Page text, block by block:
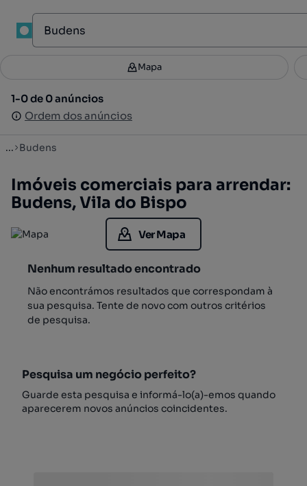
Filtros 3
1-0 de 0 anúncios
Ordem dos anúncios
Mapa
1-0 de 0 anúncios
Ordem dos anúncios
... Budens
Imóveis comerciais para arrendar:
Budens, Vila do Bispo
Ver Mapa
Nenhum resultado encontrado
Não encontrámos resultados que correspondam à
sua pesquisa. Tente de novo com outros critérios
de pesquisa.
Pesquisa um negócio perfeito?
Guarde esta pesquisa e informá-lo(a)-emos quando
aparecerem novos anúncios coincidentes.